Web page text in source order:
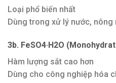
Loại phổ biến nhất
Dùng trong xử lý nước, nông
3b. FeSO4·H2O
Hàm lượng sắt cao hơn
Dùng cho công nghiệp hóa